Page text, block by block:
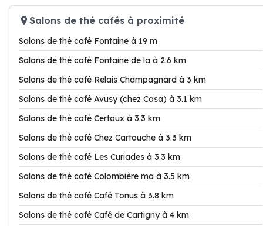
Salons de thé cafés à proximité
Salons de thé café Fontaine à 19 m
Salons de thé café Fontaine de la à 2.6 km
Salons de thé café Relais Champagnard à 3 km
Salons de thé café Avusy (chez Casa) à 3.1 km
Salons de thé café Certoux à 3.3 km
Salons de thé café Chez Cartouche à 3.3 km
Salons de thé café Les Curiades à 3.3 km
Salons de thé café Colombière ma à 3.5 km
Salons de thé café Café Tonus à 3.8 km
Salons de thé café Café de Cartigny à 4 km